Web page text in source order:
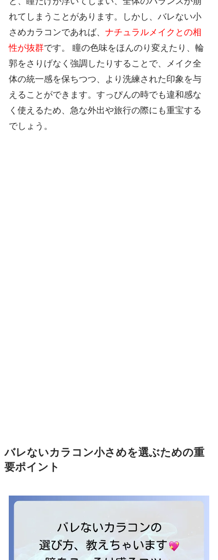
れてしまうことがあります。しかし、バレない小
さめカラコンであれば、 ナチュラルメイクとの相
性が抜群です。 瞳の色味をほんのり変えたり、輪
郭をさりげなく強調したりすることで、メイク全
体の統一感を保ちつつ、より洗練された印象を与
えることができます。すっぴんの時でも違和感な
く使えるため、急な外出や旅行の際にも重宝する
でしょう。
バレないカラコン小さめを選ぶための重
要ポイント